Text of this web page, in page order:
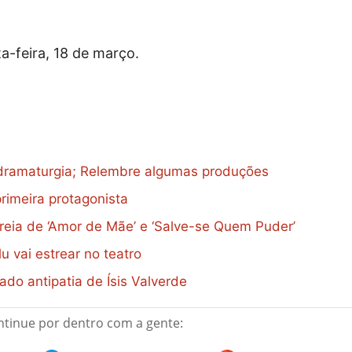
feira, 18 de março.
Relembre algumas produções
protagonista
de ‘Amor de Mãe’ e ‘Salve-se Quem Puder’
vai estrear no teatro
antipatia de Ísis Valverde
por dentro com a gente: